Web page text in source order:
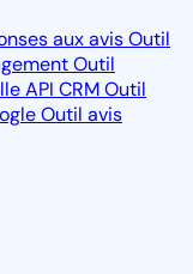
aux avisOutil
Outil
API CRMOutil
Outil avis